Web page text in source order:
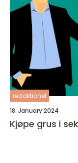
redaktionel
18. January 2024
Kjøpe grus i